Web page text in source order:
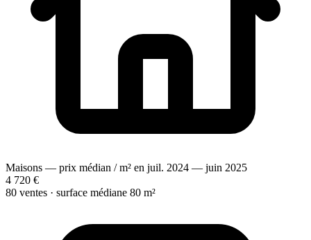
Maisons — prix médian / m² en juil. 2024 — juin 2025
4 720 €
80 ventes · surface médiane 80 m²